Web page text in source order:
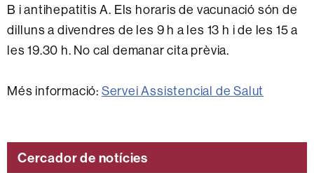
B i antihepatitis A. Els horaris de vacunació són de
dilluns a divendres de les 9 h a les 13 h i de les 15 a
les 19.30 h. No cal demanar cita prèvia.
Més informació: Servei Assistencial de Salut
Cercador de notícies